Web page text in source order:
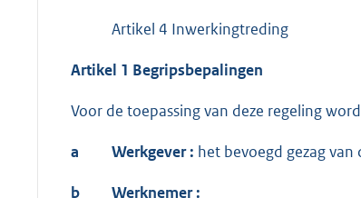
Artikel 4 Inwerkingtreding
Artikel 1 Begripsbepalingen
Voor de toepassing van deze regeling
a Werkgever : het bevoegd gezag van
b Werknemer :